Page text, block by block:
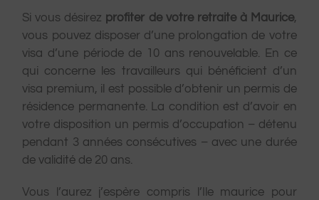
Si vous désirez profiter de votre retraite à Maurice,
vous pouvez disposer d’une prolongation de votre
visa d’une période de 10 ans renouvelable. En ce
qui concerne les travailleurs qui bénéficient d’un
visa premium, il est possible d’obtenir un permis de
résidence permanente. La condition est d’avoir en
votre disposition un permis d’occupation – détenu
pendant 3 années consécutives – avec une durée
de validité de 20 ans.
Vous l’aurez j’espère compris l’Ile maurice pour